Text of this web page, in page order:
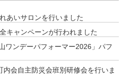
あいサロンを行いました
キャンペーンが行われました
ワンデーパフォーマー2026」パフ
会自主防災会班別研修会を行いま